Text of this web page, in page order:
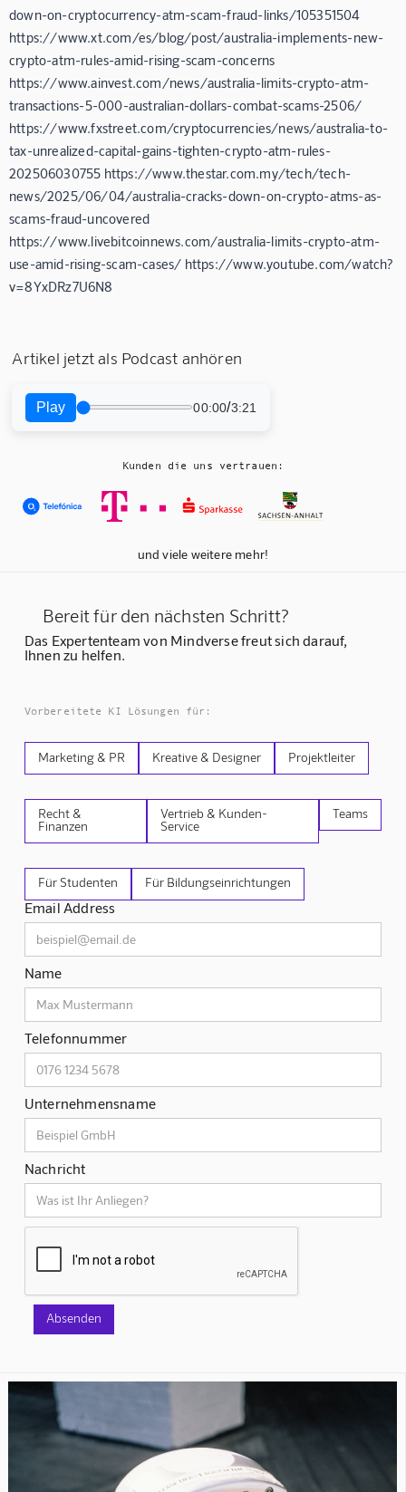
down-on-cryptocurrency-atm-scam-fraud-links/105351504
https://www.xt.com/es/blog/post/australia-implements-new-
crypto-atm-rules-amid-rising-scam-concerns
https://www.ainvest.com/news/australia-limits-crypto-atm-
transactions-5-000-australian-dollars-combat-scams-2506/
https://www.fxstreet.com/cryptocurrencies/news/australia-to-
tax-unrealized-capital-gains-tighten-crypto-atm-rules-
202506030755 https://www.thestar.com.my/tech/tech-
news/2025/06/04/australia-cracks-down-on-crypto-atms-as-
scams-fraud-uncovered
https://www.livebitcoinnews.com/australia-limits-crypto-atm-
use-amid-rising-scam-cases/ https://www.youtube.com/watch?
v=8YxDRz7U6N8
Artikel jetzt als Podcast anhören
Play 00:00/3:21
Kunden die uns vertrauen:
und viele weitere mehr!
Bereit für den nächsten Schritt?
Das Expertenteam von Mindverse freut sich darauf,
Ihnen zu helfen.
Vorbereitete KI Lösungen für:
Marketing & PR Kreative & Designer Projektleiter
Recht &
Finanzen
Vertrieb & Kunden-
Service
Teams
Für Studenten Für Bildungseinrichtungen
Email Address
Name
Telefonnummer
Unternehmensname
Nachricht